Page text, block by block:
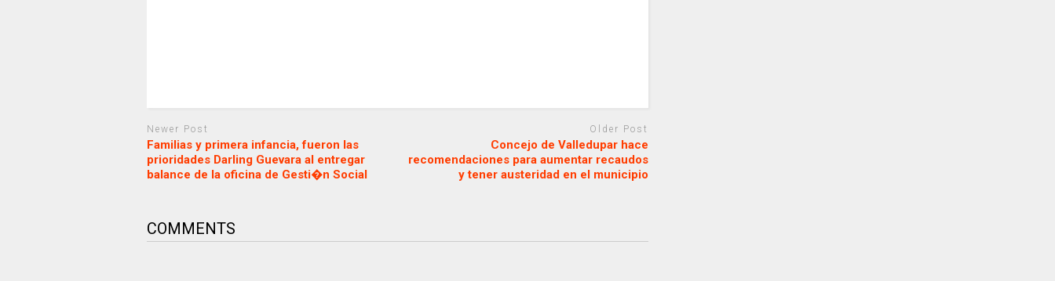
Newer Post
Familias y primera infancia, fueron las
prioridades Darling Guevara al entregar
balance de la oficina de Gesti�n Social
Older Post
Concejo de Valledupar hace
recomendaciones para aumentar recaudos
y tener austeridad en el municipio
COMMENTS